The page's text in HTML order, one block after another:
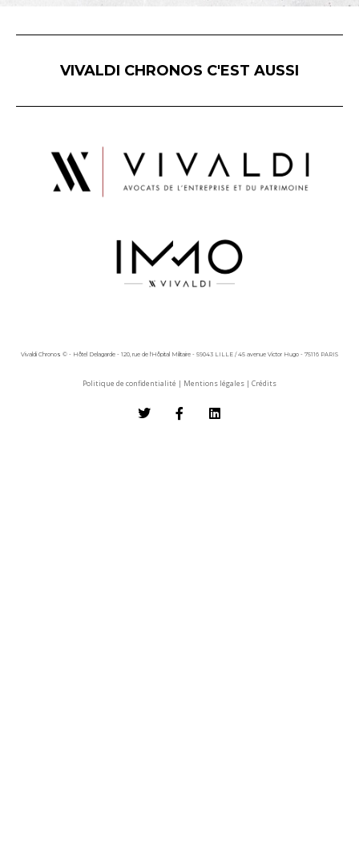
VIVALDI CHRONOS C'EST AUSSI
Vivaldi Chronos © - Hôtel Delagarde - 120, rue de l'Hôpital Militaire - 59043 LILLE / 45 avenue Victor Hugo - 75116 PARIS
Politique de confidentialité | Mentions légales | Crédits